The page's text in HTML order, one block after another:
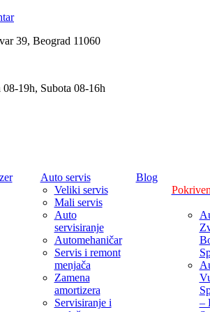
39, Beograd 11060
19h, Subota 08-16h
Auto servis
Veliki servis
Mali servis
Auto
servisiranje
Automehaničar
Servis i remont
menjača
Zamena
amortizera
Servisiranje i
Blog
–